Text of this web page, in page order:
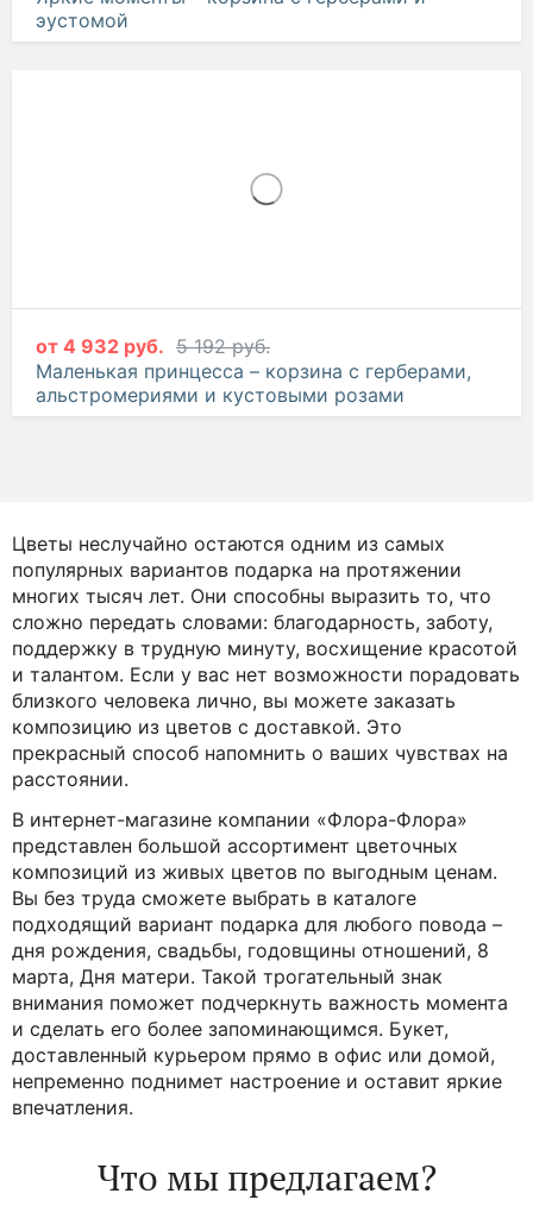
эустомой
от 4 932 руб. 5 192 руб.
Маленькая принцесса – корзина с герберами,
альстромериями и кустовыми розами
Цветы неслучайно остаются одним из самых
популярных вариантов подарка на протяжении
многих тысяч лет. Они способны выразить то, что
сложно передать словами: благодарность, заботу,
поддержку в трудную минуту, восхищение красотой
и талантом. Если у вас нет возможности порадовать
близкого человека лично, вы можете заказать
композицию из цветов с доставкой. Это
прекрасный способ напомнить о ваших чувствах на
расстоянии.
В интернет-магазине компании «Флора-Флора»
представлен большой ассортимент цветочных
композиций из живых цветов по выгодным ценам.
Вы без труда сможете выбрать в каталоге
подходящий вариант подарка для любого повода –
дня рождения, свадьбы, годовщины отношений, 8
марта, Дня матери. Такой трогательный знак
внимания поможет подчеркнуть важность момента
и сделать его более запоминающимся. Букет,
доставленный курьером прямо в офис или домой,
непременно поднимет настроение и оставит яркие
впечатления.
Что мы предлагаем?